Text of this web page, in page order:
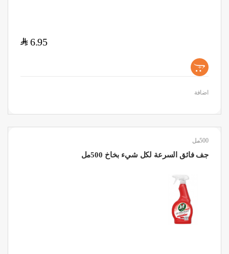
6.95
$
+
اضافة
500مل
جف فائق السرعة لكل شيء بخاخ 500مل